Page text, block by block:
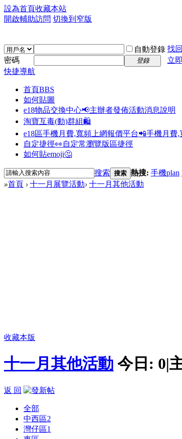
設為首頁收藏本站
開啟輔助訪問 切換到窄版
自動登錄 找
密碼
登錄
立
快捷導航
首頁BBS
如何貼圖
e18物品交換中心📢主辦者發佈活動消息說明
淘寶互毒(動)群組🛍️
e18區手機月費,寬頻上網報價平台📲手機月費,
自定捷徑👀自定常瀏覽版區捷徑
如何貼emoji🤔
搜索 搜索 熱搜: 手機plan
»首頁 › 十一月展覽活動› 十一月其他活動
收藏本版
十一月其他活動 今日: 0|
返 回
全部
中西區2
灣仔區1